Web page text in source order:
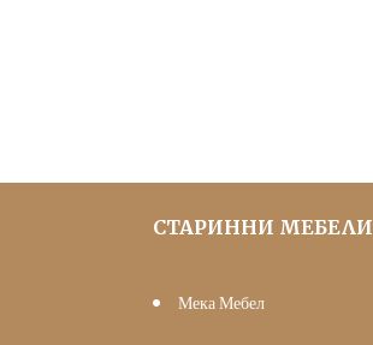
СТАРИННИ МЕБЕЛИ
Мека Мебел